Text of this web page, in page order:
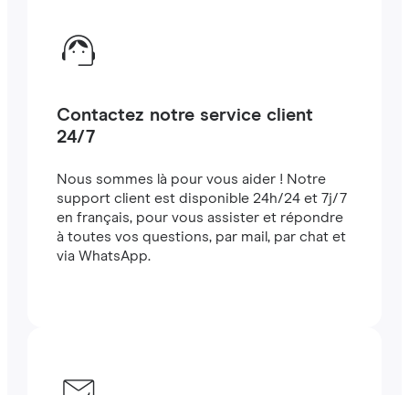
Contactez notre service client
24/7
Nous sommes là pour vous aider ! Notre
support client est disponible 24h/24 et 7j/7
en français, pour vous assister et répondre
à toutes vos questions, par mail, par chat et
via WhatsApp.